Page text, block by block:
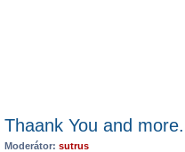
Thaank You and
Moderátor: sutrus